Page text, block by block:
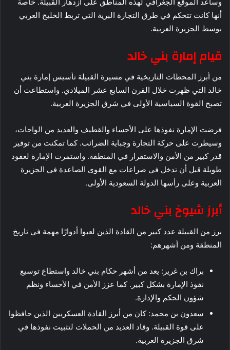
أنها كانت تتحكم في طرق التجارة البرية التي تربط الخليج العربي
بوسط الجزيرة العربية.
قيام إمارة بني خالد
من أبرز المحطات التاريخية في مسيرة القبيلة تأسيس إمارة بني
خالد التي ظهرت خلال القرن السابع عشر الميلادي. واستطاعت أن
تصبح القوة السياسية الأولى في شرق الجزيرة العربية.
فرضت الإمارة نفوذها على الأحساء والقطيف والعديد من الواحات،
وسيطرت على حركة التجارة وجباية الضرائب. كما تمكنت من توفير
قدر كبير من الأمن والاستقرار في المنطقة. واستمرت الإمارة لعقود
طويلة قبل أن تدخل في صراعات مع القوى الصاعدة في الجزيرة
العربية وعلى رأسها الدولة السعودية الأولى.
أبرز شيوخ بني خالد
برز من القبيلة عدد كبير من القادة الذين لعبوا أدوارًا مهمة في تاريخ
المنطقة ومن أشهرهم:
براك بن غرير: يعد من أشهر حكام بني خالد واستطاع توسيع
نفوذ الإمارة بشكل كبير. كما عزز الأمن في الأحساء ونظم
شؤون الحكم والإدارة.
سعدون بن محمد: كان من أبرز القادة العسكريين الذين حافظوا
على قوة القبيلة. وقاد العديد من الحملات لتثبيت نفوذها في
شرق الجزيرة العربية.